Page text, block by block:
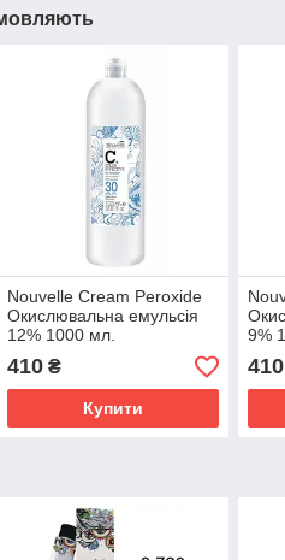
Nouvelle Cream Peroxide
Окислювальна емульсія
12% 1000 мл.
410₴
Купити
9%
410